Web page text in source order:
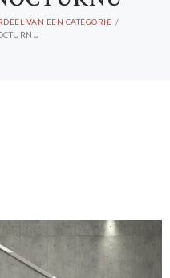
VAN EEN CATEGORIE